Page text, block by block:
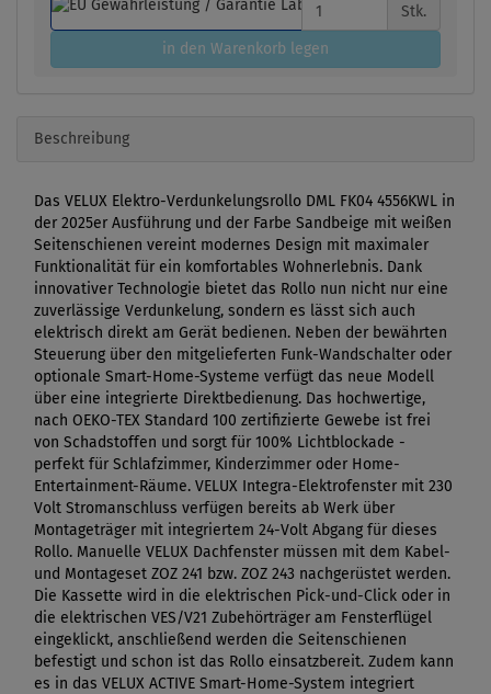
Stk.
in den Warenkorb legen
Beschreibung
Das VELUX Elektro-Verdunkelungsrollo DML FK04 4556KWL in
der 2025er Ausführung und der Farbe Sandbeige mit weißen
Seitenschienen vereint modernes Design mit maximaler
Funktionalität für ein komfortables Wohnerlebnis. Dank
innovativer Technologie bietet das Rollo nun nicht nur eine
zuverlässige Verdunkelung, sondern es lässt sich auch
elektrisch direkt am Gerät bedienen. Neben der bewährten
Steuerung über den mitgelieferten Funk-Wandschalter oder
optionale Smart-Home-Systeme verfügt das neue Modell
über eine integrierte Direktbedienung. Das hochwertige,
nach OEKO-TEX Standard 100 zertifizierte Gewebe ist frei
von Schadstoffen und sorgt für 100% Lichtblockade -
perfekt für Schlafzimmer, Kinderzimmer oder Home-
Entertainment-Räume. VELUX Integra-Elektrofenster mit 230
Volt Stromanschluss verfügen bereits ab Werk über
Montageträger mit integriertem 24-Volt Abgang für dieses
Rollo. Manuelle VELUX Dachfenster müssen mit dem Kabel-
und Montageset ZOZ 241 bzw. ZOZ 243 nachgerüstet werden.
Die Kassette wird in die elektrischen Pick-und-Click oder in
die elektrischen VES/V21 Zubehörträger am Fensterflügel
eingeklickt, anschließend werden die Seitenschienen
befestigt und schon ist das Rollo einsatzbereit. Zudem kann
es in das VELUX ACTIVE Smart-Home-System integriert